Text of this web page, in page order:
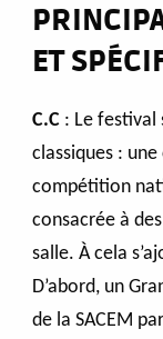
ET
C.C: Le festival
classiques :
compétition
consacrée à
salle. À cela
D’abord, un
de la SACEM